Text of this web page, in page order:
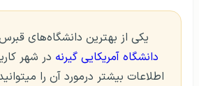
یکی از بهترین دانشگاه‌های
دانشگاه آمریکایی گیرنه در شهر
اطلاعات بیشتر درمورد آن را